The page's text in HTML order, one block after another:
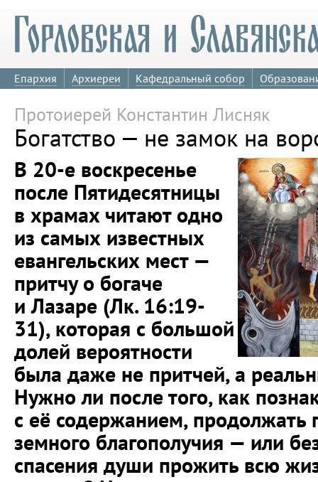
Епархия Архиереи Кафедральный собор
Протоиерей Константин Лисняк
Богатство — не замок на
В 20-е воскресенье
после Пятидесятницы
в храмах читают одно
из самых известных
евангельских мест —
притчу о богаче
и Лазаре (Лк. 16:19-
31), которая с большой
долей вероятности
была даже не притчей, а
Нужно ли после того, как
с её содержанием, продолжать
земного благополучия — или
спасения души прожить всю